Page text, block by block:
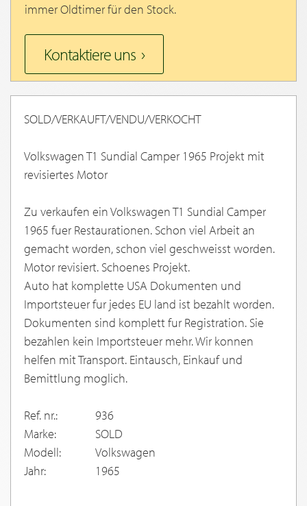
immer Oldtimer für den Stock.
Kontaktiere uns
SOLD/VERKAUFT/VENDU/VERKOCHT
Volkswagen T1 Sundial Camper 1965 Projekt mit
revisiertes Motor
Zu verkaufen ein Volkswagen T1 Sundial Camper
1965 fuer Restaurationen. Schon viel Arbeit an
gemacht worden, schon viel geschweisst worden.
Motor revisiert. Schoenes Projekt.
Auto hat komplette USA Dokumenten und
Importsteuer fur jedes EU land ist bezahlt worden.
Dokumenten sind komplett fur Registration. Sie
bezahlen kein Importsteuer mehr. Wir konnen
helfen mit Transport. Eintausch, Einkauf und
Bemittlung moglich.
Ref. nr.:
936
Marke:
SOLD
Modell:
Volkswagen
Jahr:
1965